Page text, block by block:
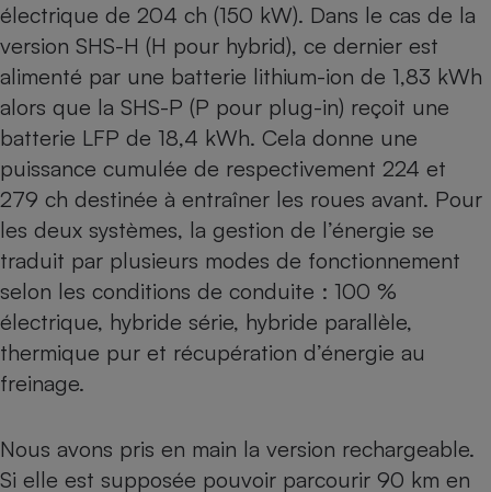
électrique de 204 ch (150 kW). Dans le cas de la
version SHS-H (H pour hybrid), ce dernier est
alimenté par une batterie lithium-ion de 1,83 kWh
alors que la SHS-P (P pour plug-in) reçoit une
batterie LFP de 18,4 kWh. Cela donne une
puissance cumulée de respectivement 224 et
279 ch destinée à entraîner les roues avant. Pour
les deux systèmes, la gestion de l’énergie se
traduit par plusieurs modes de fonctionnement
selon les conditions de conduite : 100 %
électrique, hybride série, hybride parallèle,
thermique pur et récupération d’énergie au
freinage.
Nous avons pris en main la version rechargeable.
Si elle est supposée pouvoir parcourir 90 km en